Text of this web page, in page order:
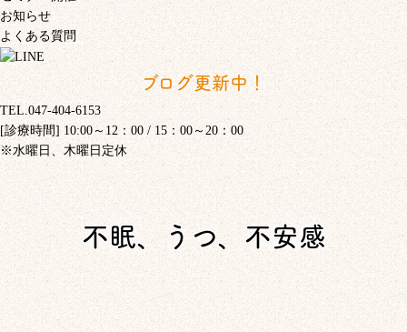
お知らせ
よくある質問
ブログ更新中！
TEL.047-404-6153
[診療時間] 10:00～12：00 / 15：00～20：00
※水曜日、木曜日定休
不眠、うつ、不安感